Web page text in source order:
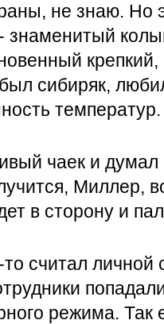
не знаю. Но
знаменитый
крепкий,
сибиряк,
чаек и думал
Миллер,
в сторону и
считал личной
режима.